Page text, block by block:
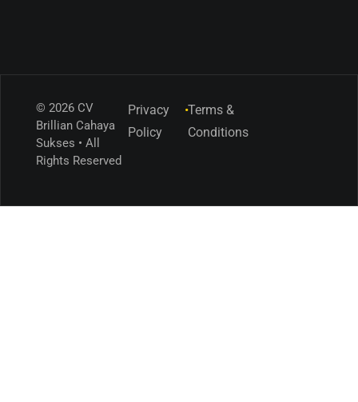
© 2026 CV
Brillian Cahaya
Sukses • All
Rights Reserved
Privacy
Policy
•Terms &
Conditions